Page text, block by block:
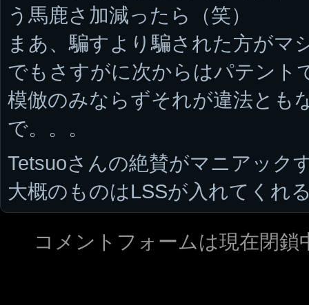
う馬鹿さ加減ったら（笑）
まあ、騙すより騙された方がマ
でもさすがに次からはパテント
模倣のみならずそれが違法とも
で。。。
Tetsuoさんの絶賛がマニアック
大概のものはLSSが入れてくれ
コメントフォームは現在閉鎖